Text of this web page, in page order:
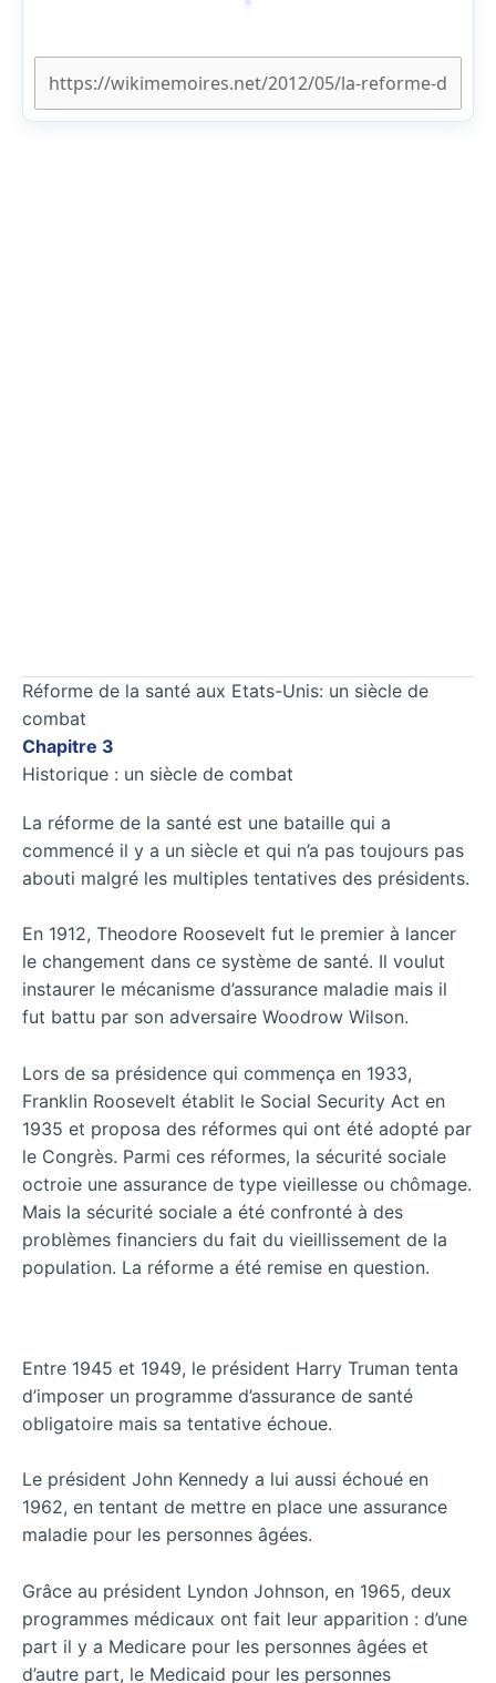
Réforme de la santé aux Etats-Unis: un siècle de
combat
Chapitre 3
Historique : un siècle de combat
La réforme de la santé est une bataille qui a
commencé il y a un siècle et qui n’a pas toujours pas
abouti malgré les multiples tentatives des présidents.
En 1912, Theodore Roosevelt fut le premier à lancer
le changement dans ce système de santé. Il voulut
instaurer le mécanisme d’assurance maladie mais il
fut battu par son adversaire Woodrow Wilson.
Lors de sa présidence qui commença en 1933,
Franklin Roosevelt établit le Social Security Act en
1935 et proposa des réformes qui ont été adopté par
le Congrès. Parmi ces réformes, la sécurité sociale
octroie une assurance de type vieillesse ou chômage.
Mais la sécurité sociale a été confronté à des
problèmes financiers du fait du vieillissement de la
population. La réforme a été remise en question.
Entre 1945 et 1949, le président Harry Truman tenta
d’imposer un programme d’assurance de santé
obligatoire mais sa tentative échoue.
Le président John Kennedy a lui aussi échoué en
1962, en tentant de mettre en place une assurance
maladie pour les personnes âgées.
Grâce au président Lyndon Johnson, en 1965, deux
programmes médicaux ont fait leur apparition : d’une
part il y a Medicare pour les personnes âgées et
d’autre part, le Medicaid pour les personnes